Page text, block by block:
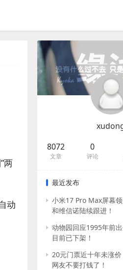
两
动
8072
文章
0
评论
最近发布
小米17 Pro Max屏幕
和维信诺陆续跟进！
动物园回应1995年前
目前已下架！
20元门票近十年未涨
网友不要打钱了！